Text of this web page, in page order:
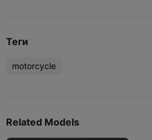
Теги
motorcycle
Related Models